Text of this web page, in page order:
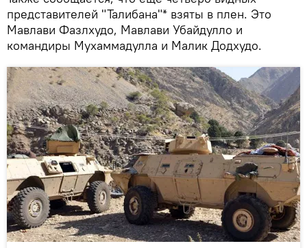
представителей "Талибана"* взяты в плен. Это
Мавлави Фазлхудо, Мавлави Убайдулло и
командиры Мухаммадулла и Малик Додхудо.